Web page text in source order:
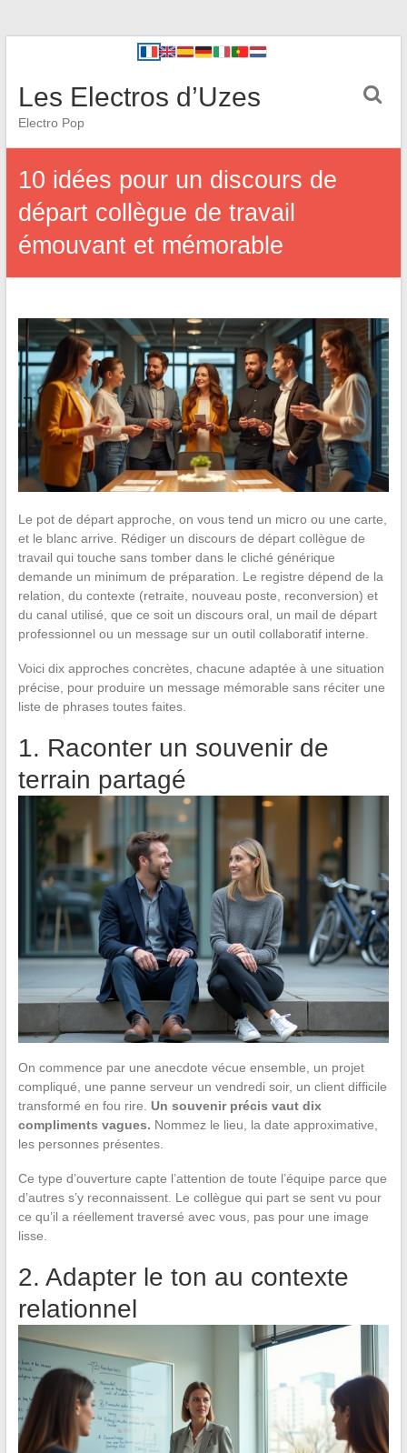
Les Electros d’Uzes
Electro Pop
10 idées pour un discours de
départ collègue de travail
émouvant et mémorable
Le pot de départ approche, on vous tend un micro ou une carte,
et le blanc arrive. Rédiger un discours de départ collègue de
travail qui touche sans tomber dans le cliché générique
demande un minimum de préparation. Le registre dépend de la
relation, du contexte (retraite, nouveau poste, reconversion) et
du canal utilisé, que ce soit un discours oral, un mail de départ
professionnel ou un message sur un outil collaboratif interne.
Voici dix approches concrètes, chacune adaptée à une situation
précise, pour produire un message mémorable sans réciter une
liste de phrases toutes faites.
1. Raconter un souvenir de
terrain partagé
On commence par une anecdote vécue ensemble, un projet
compliqué, une panne serveur un vendredi soir, un client difficile
transformé en fou rire. Un souvenir précis vaut dix
compliments vagues. Nommez le lieu, la date approximative,
les personnes présentes.
Ce type d’ouverture capte l’attention de toute l’équipe parce que
d’autres s’y reconnaissent. Le collègue qui part se sent vu pour
ce qu’il a réellement traversé avec vous, pas pour une image
lisse.
2. Adapter le ton au contexte
relationnel